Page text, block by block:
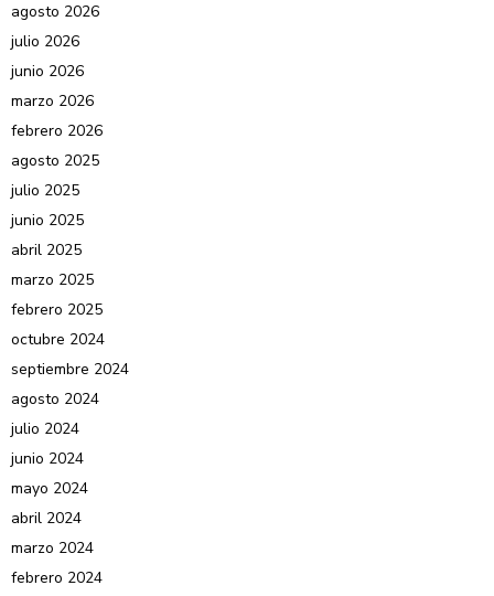
agosto 2026
julio 2026
junio 2026
marzo 2026
febrero 2026
agosto 2025
julio 2025
junio 2025
abril 2025
marzo 2025
febrero 2025
octubre 2024
septiembre 2024
agosto 2024
julio 2024
junio 2024
mayo 2024
abril 2024
marzo 2024
febrero 2024